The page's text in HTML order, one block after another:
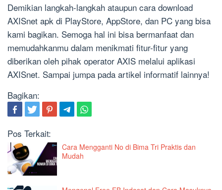
Demikian langkah-langkah ataupun cara download
AXISnet apk di PlayStore, AppStore, dan PC yang bisa
kami bagikan. Semoga hal ini bisa bermanfaat dan
memudahkanmu dalam menikmati fitur-fitur yang
diberikan oleh pihak operator AXIS melalui aplikasi
AXISnet. Sampai jumpa pada artikel informatif lainnya!
Bagikan:
Pos Terkait:
Cara Mengganti No di Bima Tri Praktis dan
Mudah